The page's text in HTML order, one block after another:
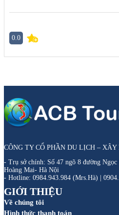
0.0
CÔNG TY CỔ PHẦN DU LỊCH –
- Trụ sở chính: Số 47 ngõ 8 đường
Hoàng Mai- Hà Nội
- Hotline: 0984.943.984 (Mrs.Hà) |
GIỚI THIỆU
Về chúng tôi
Hình thức thanh toán